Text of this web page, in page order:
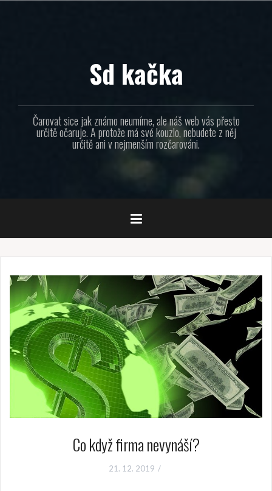
Sd kačka
Čarovat sice jak známo neumíme, ale náš web vás přesto
určitě očaruje. A protože má své kouzlo, nebudete z něj
určitě ani v nejmenším rozčarováni.
Co když firma nevynáší?
21. 12. 2019